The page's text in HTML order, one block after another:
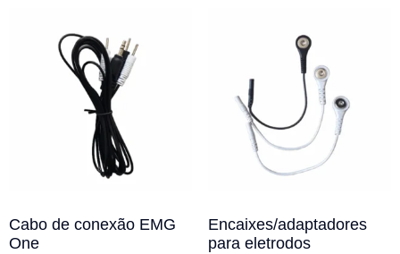
Cabo de conexão EMG
One
Encaixes/adaptadores
para eletrodos